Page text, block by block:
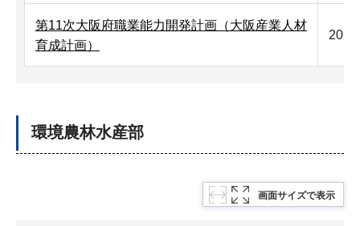
第11次大阪府職業能力開発計画（大阪産業人材
育成計画）
環境農林水産部
画面サイズで表示